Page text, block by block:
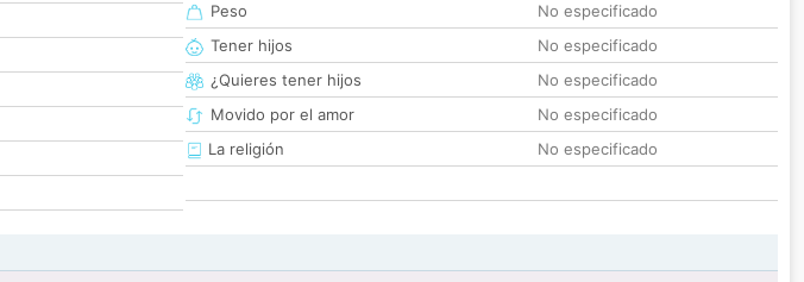
Peso
No especificado
Tener hijos
No especificado
¿Quieres tener hijos
No especificado
Movido por el amor
No especificado
La religión
No especificado